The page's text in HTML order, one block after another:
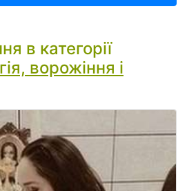
в категорії
ворожіння і